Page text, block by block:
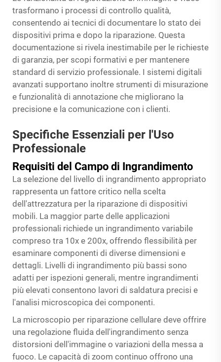
trasformano i processi di controllo qualità,
consentendo ai tecnici di documentare lo stato dei
dispositivi prima e dopo la riparazione. Questa
documentazione si rivela inestimabile per le richieste
di garanzia, per scopi formativi e per mantenere
standard di servizio professionale. I sistemi digitali
avanzati supportano inoltre strumenti di misurazione
e funzionalità di annotazione che migliorano la
precisione e la comunicazione con i clienti.
Specifiche Essenziali per l'Uso
Professionale
Requisiti del Campo di Ingrandimento
La selezione del livello di ingrandimento appropriato
rappresenta un fattore critico nella scelta
dell'attrezzatura per la riparazione di dispositivi
mobili. La maggior parte delle applicazioni
professionali richiede un ingrandimento variabile
compreso tra 10x e 200x, offrendo flessibilità per
esaminare componenti di diverse dimensioni e
dettagli. Livelli di ingrandimento più bassi sono
adatti per ispezioni generali, mentre ingrandimenti
più elevati consentono lavori di saldatura precisi e
l'analisi microscopica dei componenti.
La microscopio per riparazione cellulare deve offrire
una regolazione fluida dell'ingrandimento senza
distorsioni dell'immagine o variazioni della messa a
fuoco. Le capacità di zoom continuo offrono una